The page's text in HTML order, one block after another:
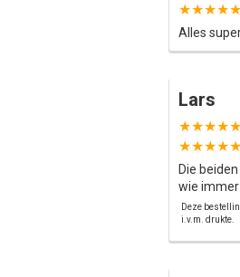
★★★★★
Alles
Lars
★★★★★
★★★★★
Die
wie
Deze
i.v.m. drukte.